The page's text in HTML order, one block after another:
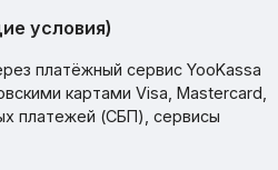
условия)
платёжный сервис YooKassa
картами Visa, Mastercard,
платежей (СБП), сервисы